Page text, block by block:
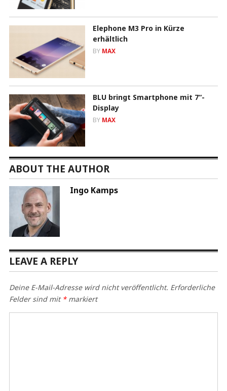
Elephone M3 Pro in Kürze
erhältlich
BY MAX
BLU bringt Smartphone mit 7“-
Display
BY MAX
ABOUT THE AUTHOR
Ingo Kamps
LEAVE A REPLY
Deine E-Mail-Adresse wird nicht veröffentlicht. Erforderliche
Felder sind mit *markiert